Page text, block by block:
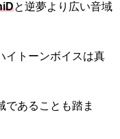
と逆夢より広い音域
イトーンボイスは真
であることも踏ま